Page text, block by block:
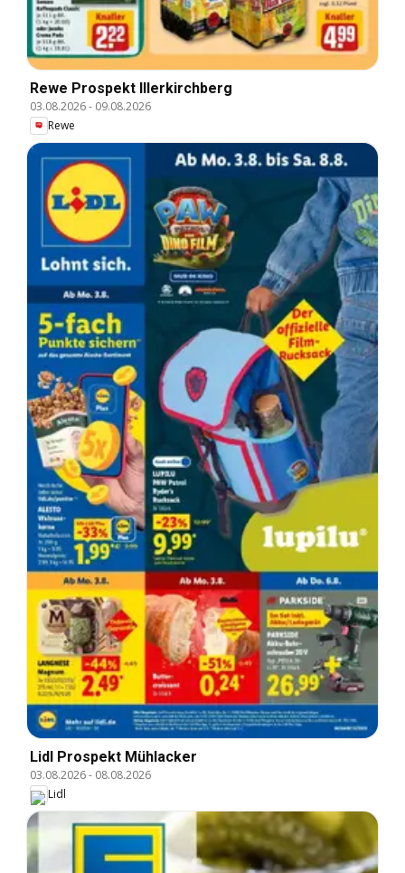
Rewe Prospekt Illerkirchberg
03.08.2026- 09.08.2026
Rewe
Lidl Prospekt Mühlacker
03.08.2026- 08.08.2026
Lidl